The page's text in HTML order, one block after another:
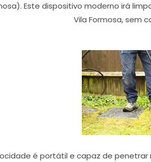
Este dispositivo moderno irá
Vila Formosa, sem
é portátil e capaz de